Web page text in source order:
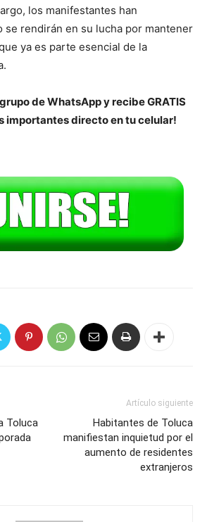
los manifestantes han
se rendirán en su lucha por mantener
ya es parte esencial de la
de WhatsApp y recibe GRATIS
importantes directo en tu celular!
Toluca
Artículo siguiente
Habitantes de Toluca
manifiestan inquietud por el
aumento de residentes
extranjeros